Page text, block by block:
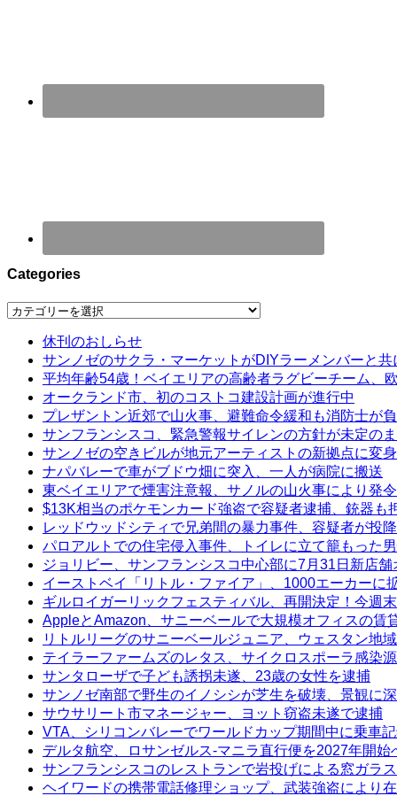
Categories
Categories
休刊のおしらせ
サンノゼのサクラ・マーケットがDIYラーメンバーと共
平均年齢54歳！ベイエリアの高齢者ラグビーチーム、
オークランド市、初のコストコ建設計画が進行中
プレザントン近郊で山火事、避難命令緩和も消防士が
サンフランシスコ、緊急警報サイレンの方針が未定の
サンノゼの空きビルが地元アーティストの新拠点に変身
ナパバレーで車がブドウ畑に突入、一人が病院に搬送
東ベイエリアで煙害注意報、サノルの山火事により発令
$13K相当のポケモンカード強盗で容疑者逮捕、銃器も
レッドウッドシティで兄弟間の暴力事件、容疑者が投降
パロアルトでの住宅侵入事件、トイレに立て籠もった
ジョリビー、サンフランシスコ中心部に7月31日新店舗
イーストベイ「リトル・ファイア」、1000エーカーに
ギルロイガーリックフェスティバル、再開決定！今週
AppleとAmazon、サニーベールで大規模オフィスの賃
リトルリーグのサニーベールジュニア、ウェスタン地
テイラーファームズのレタス、サイクロスポーラ感染
サンタローザで子ども誘拐未遂、23歳の女性を逮捕
サンノゼ南部で野生のイノシシが芝生を破壊、景観に
サウサリート市マネージャー、ヨット窃盗未遂で逮捕
VTA、シリコンバレーでワールドカップ期間中に乗車
デルタ航空、ロサンゼルス-マニラ直行便を2027年開始
サンフランシスコのレストランで岩投げによる窓ガラ
ヘイワードの携帯電話修理ショップ、武装強盗により